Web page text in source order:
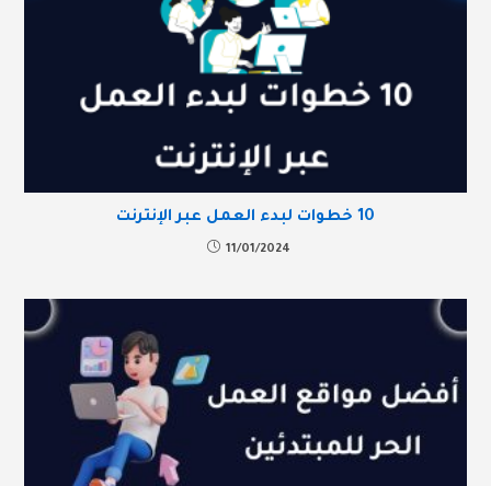
10 خطوات لبدء العمل عبر الإنترنت
11/01/2024